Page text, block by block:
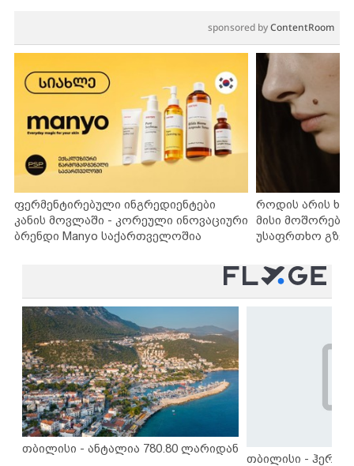
sponsored byContentRoom
ფერმენტირებული ინგრედიენტები
კანის მოვლაში - კორეული ინოვაციური
ბრენდი Manyo საქართველოშია
როდის არის
მისი
უსაფრთხო
თბილისი - ანტალია 780.80 ლარიდან
თბილისი -